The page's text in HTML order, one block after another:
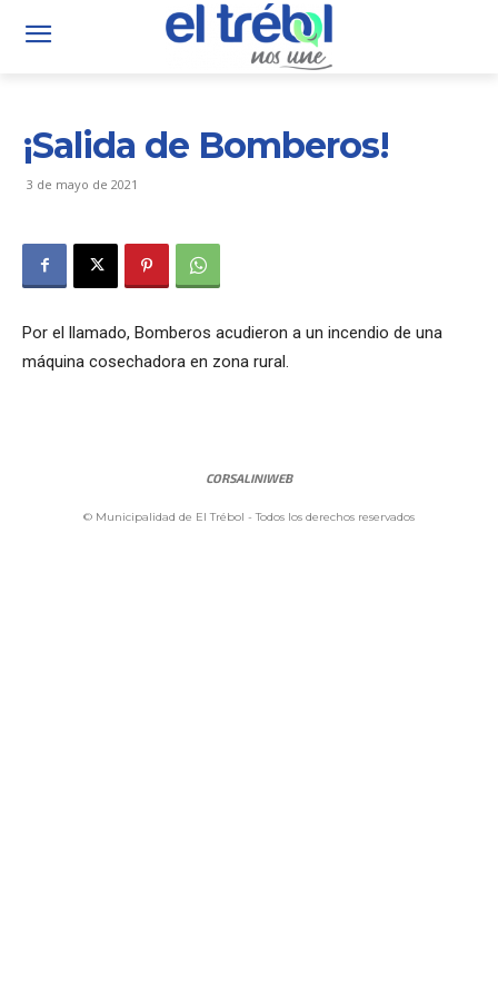
¡Salida de Bomberos!
3 de mayo de 2021
Por el llamado, Bomberos acudieron a un incendio de una
máquina cosechadora en zona rural.
CORSALINIWEB
© Municipalidad de El Trébol - Todos los derechos reservados